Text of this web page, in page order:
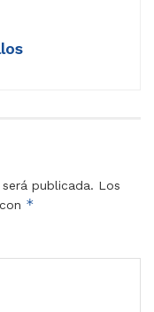
publicada. Los
*